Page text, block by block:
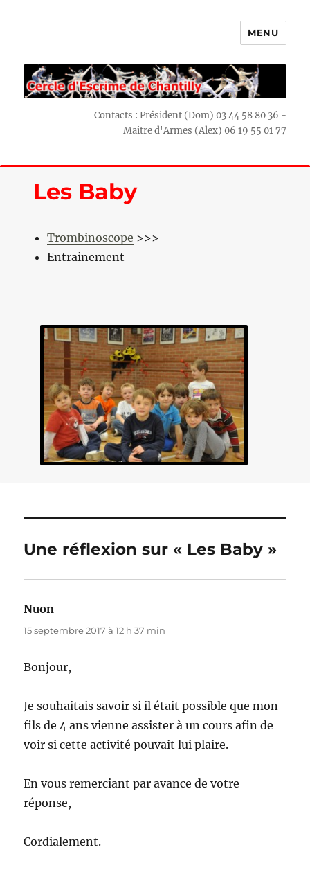
MENU
Contacts : Président (Dom) 03 44 58 80 36 -
Maitre d'Armes (Alex) 06 19 55 01 77
Les Baby
Trombinoscope >>>
Entrainement
Une réflexion sur « Les Baby »
Nuon
15 septembre 2017 à 12 h 37 min
Bonjour,
Je souhaitais savoir si il était possible que mon
fils de 4 ans vienne assister à un cours afin de
voir si cette activité pouvait lui plaire.
En vous remerciant par avance de votre
réponse,
Cordialement.